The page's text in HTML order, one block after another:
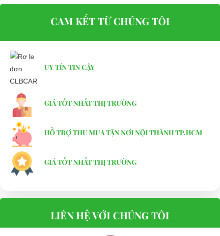
CAM KẾT TỪ CHÚNG TÔI
UY TÍN TIN CẬY
GIÁ TỐT NHẤT THỊ TRƯỜNG
HỖ TRỢ THU MUA TẬN NƠI NỘI THÀNH TP.HCM
GIÁ TỐT NHẤT THỊ TRƯỜNG
LIÊN HỆ VỚI CHÚNG TÔI